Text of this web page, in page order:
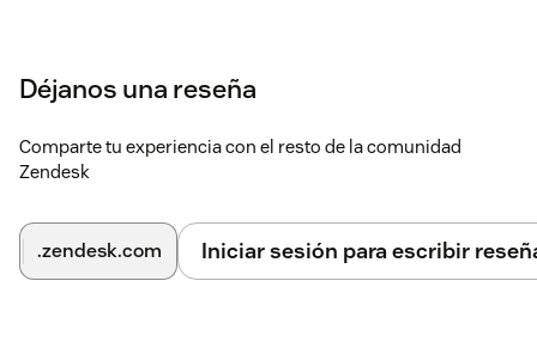
Déjanos una reseña
Comparte tu experiencia con el resto de la comunidad
Zendesk
.zendesk.com Iniciar sesión para escribir